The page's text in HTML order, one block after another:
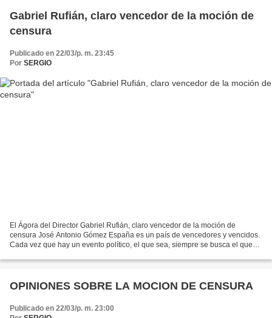
Gabriel Rufián, claro vencedor de la moción de
censura
Publicado en 22/03/p. m. 23:45
Por SERGIO
El Ágora del Director Gabriel Rufián, claro vencedor de la moción de
censura José Antonio Gómez España es un país de vencedores y vencidos.
Cada vez que hay un evento político, el que sea, siempre se busca el que
OPINIONES SOBRE LA MOCION DE CENSURA
Publicado en 22/03/p. m. 23:00